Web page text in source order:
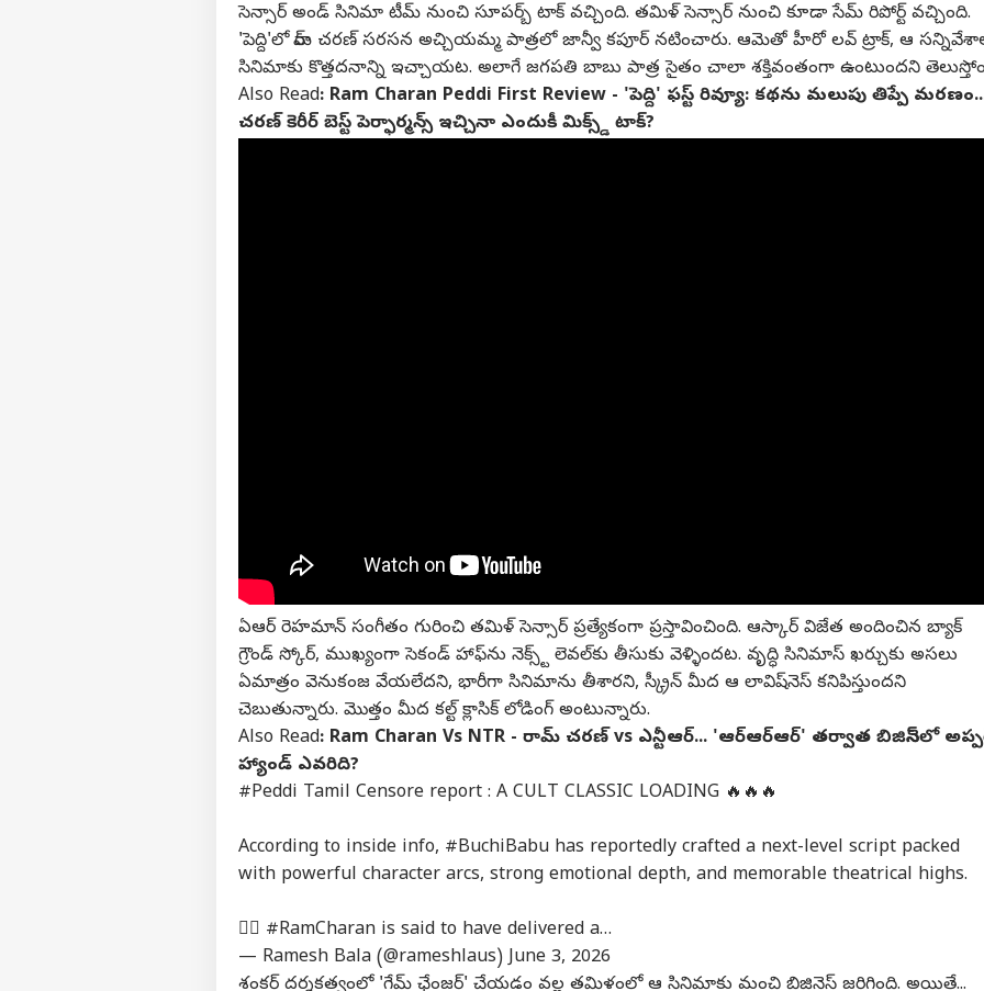
సెన్సార్ అండ్ సినిమా టీమ్ నుంచి సూపర్బ్ టాక్ వచ్చింది. తమిళ్ సెన్సార్ నుంచి కూడా సేమ్ రిపోర్ట్ వచ్చింది.
'పెద్ది'లో రామ్ చరణ్ సరసన అచ్చియమ్మ పాత్రలో జాన్వీ కపూర్ నటించారు. ఆమెతో హీరో లవ్ ట్రాక్, ఆ
సినిమాకు కొత్తదనాన్ని ఇచ్చాయట. అలాగే జగపతి బాబు పాత్ర సైతం చాలా శక్తివంతంగా ఉంటుందని
Also Read: Ram Charan Peddi First Review - 'పెద్ది' ఫస్ట్ రివ్యూ: కథను మలుపు తిప్పే
చరణ్ కెరీర్ బెస్ట్ పెర్ఫార్మన్స్ ఇచ్చినా ఎందుకీ మిక్స్డ్ టాక్?
ఏఆర్ రెహమాన్ సంగీతం గురించి తమిళ్ సెన్సార్ ప్రత్యేకంగా ప్రస్తావించింది. ఆస్కార్ విజేత అందించిన బ్యాక్
గ్రౌండ్ స్కోర్, ముఖ్యంగా సెకండ్ హాఫ్‌ను నెక్స్ట్ లెవల్‌కు తీసుకు వెళ్ళిందట. వృద్ధి సినిమాస్ ఖర్చుకు అసలు
ఏమాత్రం వెనుకంజ వేయలేదని, భారీగా సినిమాను తీశారని, స్క్రీన్ మీద ఆ లావిష్‌నెస్ కనిపిస్తుందని
చెబుతున్నారు. మొత్తం మీద కల్ట్ క్లాసిక్ లోడింగ్ అంటున్నారు.
Also Read: Ram Charan Vs NTR - రామ్ చరణ్ vs ఎన్టీఆర్... 'ఆర్ఆర్ఆర్' తర్వాత బిజినెస్‌లో
హ్యాండ్ ఎవరిది?
#Peddi Tamil Censore report : A CULT CLASSIC LOADING 🔥🔥🔥
According to inside info, #BuchiBabu has reportedly crafted a next-level script packed
with powerful character arcs, strong emotional depth, and memorable theatrical highs.
👉🏻 #RamCharan is said to have delivered a…
— Ramesh Bala (@rameshlaus)June 3, 2026
శంకర్ దర్శకత్వంలో 'గేమ్ ఛేంజర్' చేయడం వల్ల తమిళంలో ఆ సినిమాకు మంచి బిజినెస్ జరిగింది. అయితే...
హలో గెస్ట్
మాతో ప్రచారం చేయండి
కేరీర్స్
మా గురించి
అభిప్రాయాన్ని పంపండి
మమ్మల్ని సంప్రదించండి
ప్రైవసీ పాలసీ
LOGIN
వైఎస్ వివేకా హత్య కేసు..
న్యాయం చేయాలంటూ
ముర్ముకు సునీత లేఖ
మెడికల్ స్టూడెంట్
ప్రియాంక పరిస్థితి అత్యంత
ఉరితీయాలని తండ్రి
లైంగిక వేధింపుల కేసు..
TBA జనరల్ సెక్రటరీ
కుటుంబంతో
చేసుకుంటా" భూమన
బాధితుడి హెచ్చరిక!
ఇవే!
వెతుక్కోవాలి" ఐఐటి